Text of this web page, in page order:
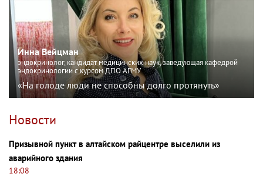
Инна Вейцман
эндокринолог, кандидат медицинских наук, заведующая кафедрой
эндокринологии с курсом ДПО АГМУ
«На голоде люди не способны долго протянуть»
Новости
Призывной пункт в алтайском райцентре выселили из
аварийного здания
18:08